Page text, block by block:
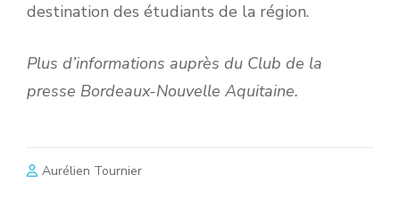
destination des étudiants de la région.
Plus d’informations auprès du Club de la
presse Bordeaux-Nouvelle Aquitaine.
Aurélien Tournier